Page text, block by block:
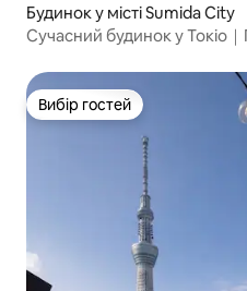
Будинок у місті Sumida City
Сучасний будинок у Токіо
Вибір гостей
Вибір гостей